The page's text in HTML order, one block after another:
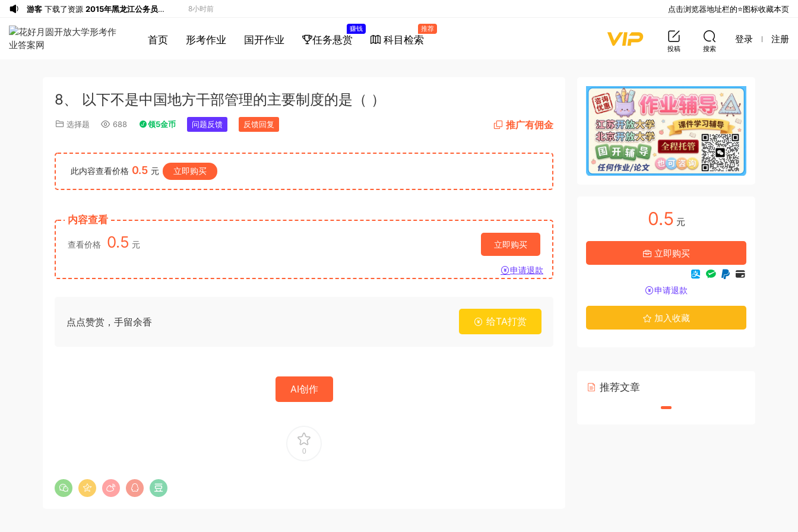
首页 形考作业 国开作业 任务悬赏
赚钱
科目检索
推荐
投稿 搜索
登录 注册
8、 以下不是中国地方干部管理的主要制度的是（ ）
选择题 688 领5金币 问题反馈 反馈回复 推广有佣金
此内容查看价格 0.5 元 立即购买
内容查看
查看价格 0.5 元 立即购买
申请退款
点点赞赏，手留余香 给TA打赏
AI创作
0
0.5 元
立即购买
申请退款
加入收藏
推荐文章
游客 下载了资源 2015年黑龙江公务员考
试《行测》卷答案及解析
8小时前
游客下载了资源2020年1011新疆公务员
考试《行测》真题参考答案及解析
游客下载了资源
2020年0822贵州公务
8小时前
《行测》真题答案及解析
下载了资源 2004年广东公务员考试
11小时前
12小时前
《行测》三卷答案及解析
14小时前
下载了资源 2015年黑龙江公务员考
试《申论》及参考答案（公检法B）
14小时前
u******* 签到打卡，获得1元奖励 15小时前
u*******签到打卡，获得1元奖励 16小时前
下载了资源iPhone 16 系列之字形
保护壳 – 可自定义按钮颜色 | 16、16
Plus、16 Pro、16 Pro Max
25分钟前
下载了资源 2017年422公务员联考
《行测》真题（福建卷）答案及解析 (1)
下载了资源
《行测》三卷答案及解析
下载了资源 2019年浙江公务员考试
5小时前
点击浏览器地址栏的⭐图标收藏本页